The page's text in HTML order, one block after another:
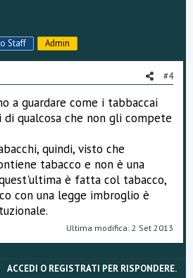
Staff Admin
#4
a guardare come i tabbaccai
qualcosa che non gli compete
quindi, visto che
tabacco e non è una
è fatta col tabacco,
con una legge imbroglio è
Ultima modifica: 2 Set 2013
ACCEDI O REGISTRATI PER RISPONDERE.